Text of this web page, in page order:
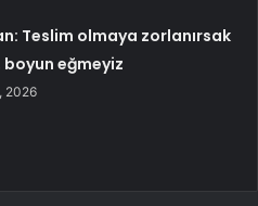
Teslim olmaya zorlanırsak
boyun eğmeyiz
2026